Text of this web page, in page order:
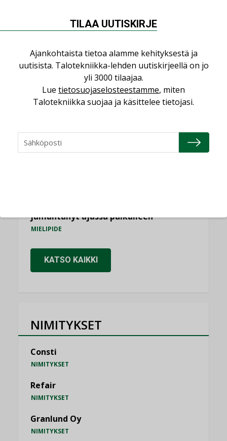
käyttöön kiinteistöissä
KOLUMNI
Sähköistäminen säästää euroja
KOLUMNI
KOLUMNI
jämähtänyt ajassa paikalleen
MIELIPIDE
KATSO KAIKKI
NIMITYKSET
Consti
NIMITYKSET
Refair
NIMITYKSET
Granlund Oy
NIMITYKSET
TILAA UUTISKIRJE
Ajankohtaista tietoa alamme kehityksestä ja
uutisista. Talotekniikka-lehden uutiskirjeellä on jo
yli 3000 tilaajaa.
Lue tietosuojaselosteestamme, miten
Talotekniikka suojaa ja käsittelee tietojasi.